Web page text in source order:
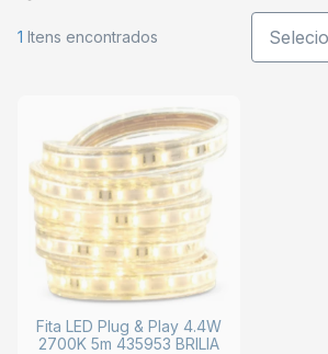
1 Itens encontrados
Fita LED Plug & Play 4.4W
2700K 5m 435953 BRILIA